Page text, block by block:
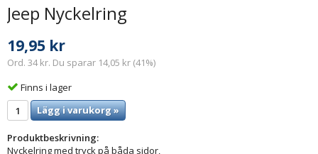
Jeep Nyckelring
19,95 kr
Ord. 34 kr. Du sparar 14,05 kr (41%)
Finns i lager
Lägg i varukorg »
Produktbeskrivning:
Nyckelring med tryck på båda sidor,